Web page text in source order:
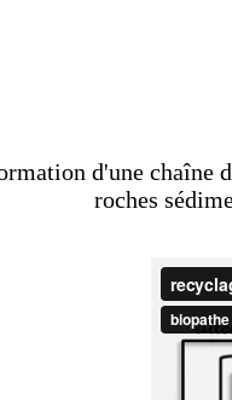
d'une chaîne
roches